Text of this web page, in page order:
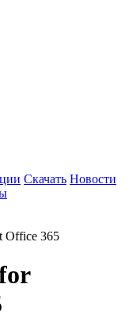
Скачать Новости